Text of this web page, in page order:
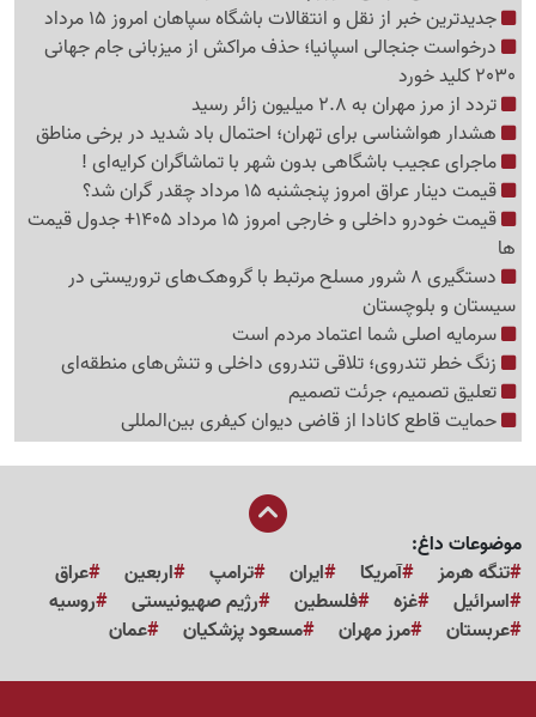
جدیدترین خبر از نقل و انتقالات باشگاه سپاهان امروز 15 مرداد
درخواست جنجالی اسپانیا؛ حذف مراکش از میزبانی جام جهانی
2030 کلید خورد
تردد از مرز مهران به 2.8 میلیون زائر رسید
هشدار هواشناسی برای تهران؛ احتمال باد شدید در برخی مناطق
ماجرای عجیب باشگاهی بدون شهر با تماشاگران کرایه‌ای !
قیمت دینار عراق امروز پنجشنبه 15 مرداد چقدر گران شد؟
قیمت خودرو داخلی و خارجی امروز 15 مرداد 1405+ جدول قیمت
ها
دستگیری 8 شرور مسلح مرتبط با گروهک‌های تروریستی در
سیستان و بلوچستان
سرمایه اصلی شما اعتماد مردم است
زنگ خطر تندروی؛ تلاقی تندروی داخلی و تنش‌های منطقه‌ای
تعلیق تصمیم، جرئت تصمیم
حمایت قاطع کانادا از قاضی دیوان کیفری بین‌المللی
موضوعات داغ:
تنگه هرمز
آمریکا ایران ترامپ اربعین
عراق
اسرائیل
غزه فلسطین رژیم صهیونیستی
روسیه
عربستان
مرز مهران مسعود پزشکیان عمان